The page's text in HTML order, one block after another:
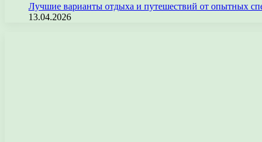
Лучшие варианты отдыха и путешествий от опытных
13.04.2026